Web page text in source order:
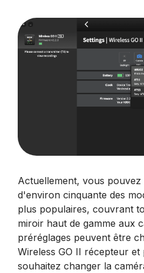
Actuellement, vous
d'environ cinquante des
plus populaires, couvrant
miroir haut de gamme aux
préréglages peuvent être
Wireless GO II récepteur
souhaitez changer la